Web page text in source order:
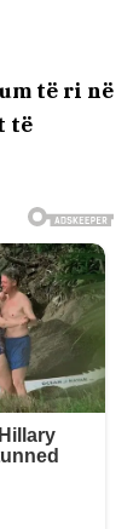
të ri në
të